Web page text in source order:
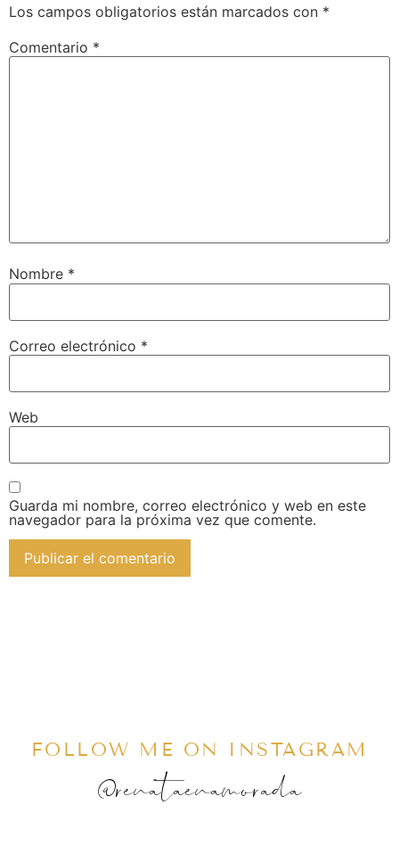
Los campos obligatorios están marcados con *
Comentario *
Nombre *
Correo electrónico *
Web
Guarda mi nombre, correo electrónico y web en este
navegador para la próxima vez que comente.
FOLLOW ME ON INSTAGRAM
@renataenamorada